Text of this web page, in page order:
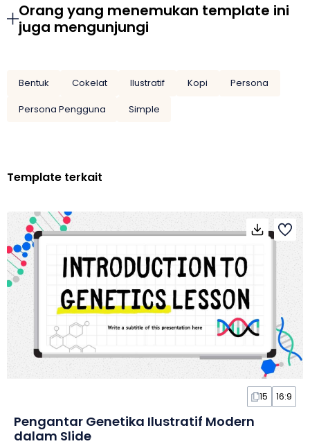
Orang yang menemukan template ini
juga mengunjungi
Bentuk Cokelat Ilustratif Kopi
Persona
Persona Pengguna
Simple
Template terkait
15 16:9
Pengantar Genetika Ilustratif Modern
dalam Slide